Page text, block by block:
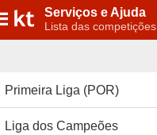
Serviços e Ajuda
Lista das competições
Primeira Liga (POR)
Liga dos Campeões